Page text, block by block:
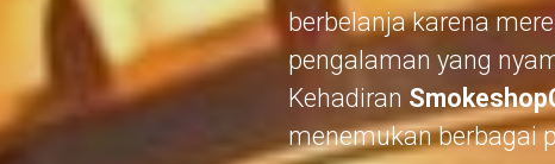
berbelanja karena
pengalaman yang
Kehadiran
menemukan berbagai